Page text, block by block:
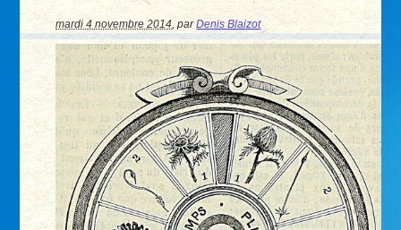
mardi 4 novembre 2014,parDenis Blaizot